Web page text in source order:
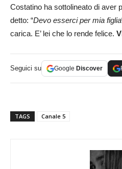
Costatino ha sottolineato di aver
detto: “Devo esserci per mia figlia
carica. E’ lei che lo rende felice.
Seguici su Google Discover
TAGS Canale 5